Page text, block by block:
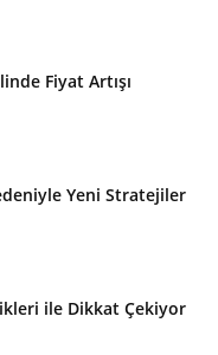
Fiyat Artışı
Yeni Stratejiler
ile Dikkat Çekiyor